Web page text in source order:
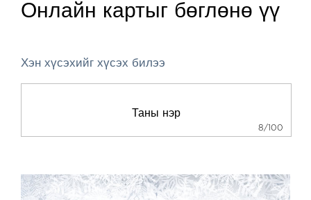
Онлайн картыг бөглөнө үү
Хэн хүсэхийг хүсэх билээ
8/100